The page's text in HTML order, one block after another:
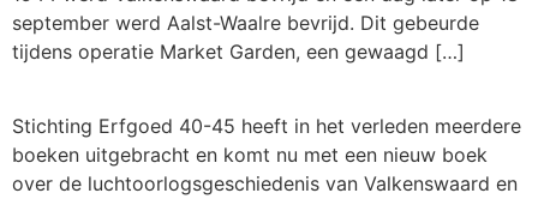
september werd Aalst-Waalre bevrijd. Dit gebeurde
tijdens operatie Market Garden, een gewaagd […]
Stichting Erfgoed 40-45 heeft in het verleden meerdere
boeken uitgebracht en komt nu met een nieuw boek
over de luchtoorlogsgeschiedenis van Valkenswaard en